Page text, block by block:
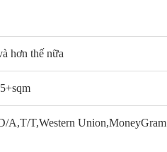
hơn thế nữa
A,T/T,Western Union,MoneyGram